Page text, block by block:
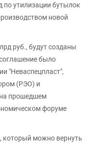
по утилизации бутылок
новой
руб., будут созданы
было
"Неваспецпласт",
(РЭО) и
прошедшем
форуме
который можно вернуть